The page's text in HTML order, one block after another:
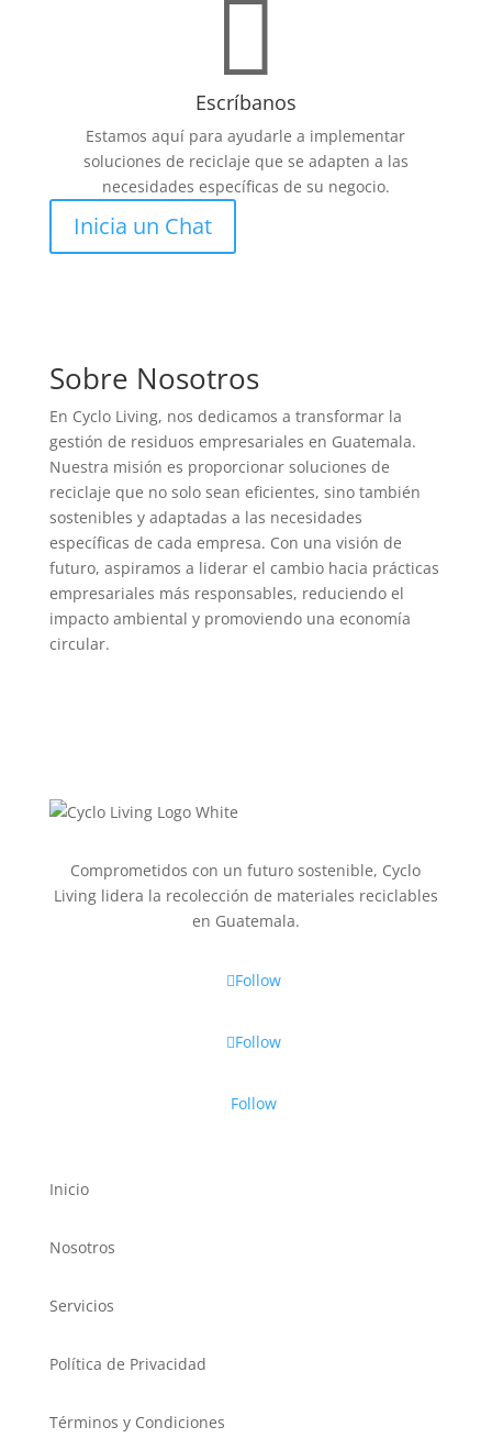

Escríbanos
Estamos aquí para ayudarle a implementar
soluciones de reciclaje que se adapten a las
necesidades específicas de su negocio.
Inicia un Chat
Sobre Nosotros
En Cyclo Living, nos dedicamos a transformar la
gestión de residuos empresariales en Guatemala.
Nuestra misión es proporcionar soluciones de
reciclaje que no solo sean eficientes, sino también
sostenibles y adaptadas a las necesidades
específicas de cada empresa. Con una visión de
futuro, aspiramos a liderar el cambio hacia prácticas
empresariales más responsables, reduciendo el
impacto ambiental y promoviendo una economía
circular.
Comprometidos con un futuro sostenible, Cyclo
Living lidera la recolección de materiales reciclables
en Guatemala.
Follow
Follow
Follow
Inicio
Nosotros
Servicios
Política de Privacidad
Términos y Condiciones